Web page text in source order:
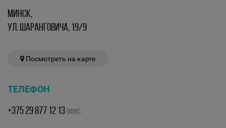
МИНСК,
УЛ. ШАРАНГОВИЧА, 19/9
Посмотреть на карте
ТЕЛЕФОН
+375 29 877 12 13 ОФИС